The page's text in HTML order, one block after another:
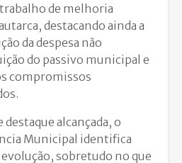
de melhoria
destacando ainda a
da despesa não
do passivo municipal e
compromissos
destaque alcançada, o
Municipal identifica
sobretudo no que